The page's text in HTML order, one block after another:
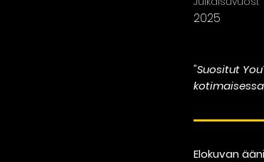
2025
"Suositut
Elokuvan